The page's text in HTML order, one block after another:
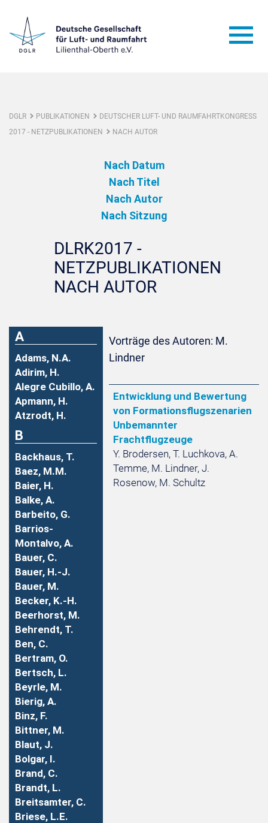
DGLR PUBLIKATIONEN
DEUTSCHER LUFT- UND RAUMFAHRTKONGRESS
2017 - NETZPUBLIKATIONEN
NACH AUTOR
Nach Datum
Nach Titel
Nach Autor
Nach Sitzung
DLRK2017 -
NETZPUBLIKATIONEN
NACH AUTOR
A
Adams, N.A.
Adirim, H.
Alegre Cubillo, A.
Apmann, H.
Atzrodt, H.
B
Backhaus, T.
Baez, M.M.
Baier, H.
Balke, A.
Barbeito, G.
Barrios-
Montalvo, A.
Bauer, C.
Bauer, H.-J.
Bauer, M.
Becker, K.-H.
Beerhorst, M.
Behrendt, T.
Ben, C.
Bertram, O.
Bertsch, L.
Beyrle, M.
Bierig, A.
Binz, F.
Bittner, M.
Blaut, J.
Bolgar, I.
Brand, C.
Brandt, L.
Breitsamter, C.
Briese, L.E.
Vorträge des Autoren: M.
Lindner
Entwicklung und Bewertung
von Formationsflugszenarien
Unbemannter
Frachtflugzeuge
Y. Brodersen, T. Luchkova, A.
Temme, M. Lindner, J.
Rosenow, M. Schultz